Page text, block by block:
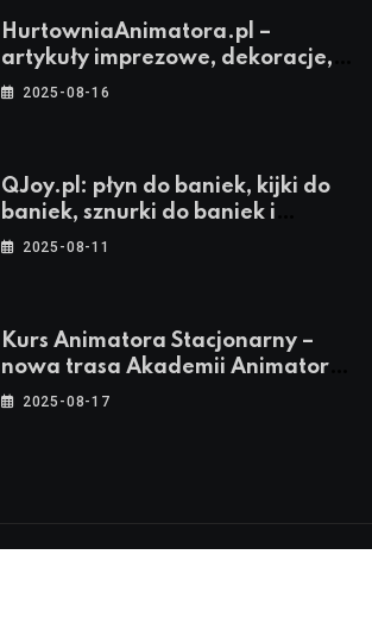
HurtowniaAnimatora.pl –
artykuły imprezowe, dekoracje,
stroje i akcesoria dla animatorów
2025-08-16
QJoy.pl: płyn do baniek, kijki do
baniek, sznurki do baniek i
zestawy do baniek
2025-08-11
Kurs Animatora Stacjonarny –
nowa trasa Akademii Animatora
– jesień 2025
2025-08-17